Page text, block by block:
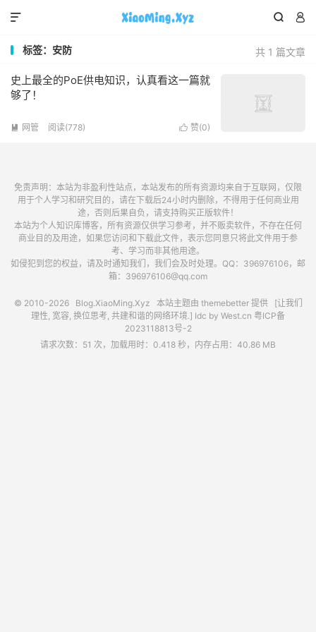
 

共 1 篇文章
标签：安防
史上最全的PoE供电知识，认真看这一篇就
够了！
 赞(0)
 网管 阅读(778)
免责声明：本站为非盈利性站点，本站发布的所有资源均来自于互联网，仅限
用于个人学习和研究目的，请在下载后24小时内删除，不得用于任何商业用
途，否则后果自负，请支持购买正版软件！
本站为个人知识库博客，所有资源仅供学习参考，并不贩卖软件，不存在任何
商业目的及用途，如果您访问和下载此文件，表示您同意只将此文件用于参
考、学习而非其他用途。
如侵犯到您的权益，请及时通知我们，我们会及时处理。QQ：396976106，邮
箱：396976106@qq.com
© 2010-2026 Blog.XiaoMing.Xyz 本站主题由 themebetter提供 [让我们
理性, 宽容, 换位思考, 共建和谐的网络环境.] Idc by West.cn 粤ICP备
2023118813号-2
请求次数：51 次，加载用时：0.418 秒，内存占用：40.86 MB